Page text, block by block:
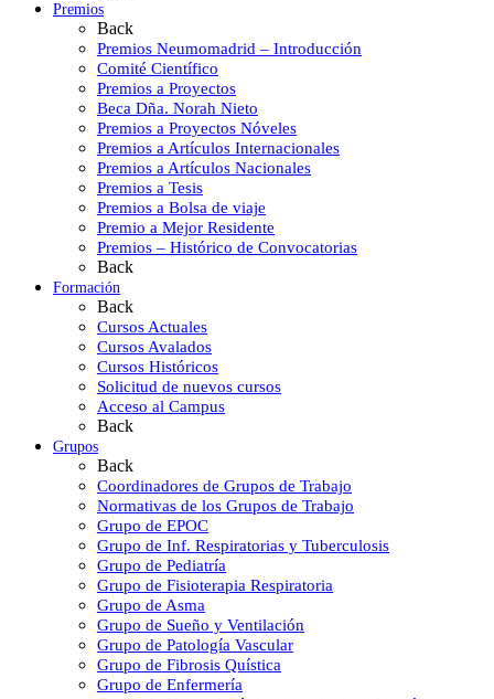
Premios
Back
Premios Neumomadrid – Introducción
Comité Científico
Premios a Proyectos
Beca Dña. Norah Nieto
Premios a Proyectos Nóveles
Premios a Artículos Internacionales
Premios a Artículos Nacionales
Premios a Tesis
Premios a Bolsa de viaje
Premio a Mejor Residente
Premios – Histórico de Convocatorias
Back
Formación
Back
Cursos Actuales
Cursos Avalados
Cursos Históricos
Solicitud de nuevos cursos
Acceso al Campus
Back
Grupos
Back
Coordinadores de Grupos de Trabajo
Normativas de los Grupos de Trabajo
Grupo de EPOC
Grupo de Inf. Respiratorias y Tuberculosis
Grupo de Pediatría
Grupo de Fisioterapia Respiratoria
Grupo de Asma
Grupo de Sueño y Ventilación
Grupo de Patología Vascular
Grupo de Fibrosis Quística
Grupo de Enfermería